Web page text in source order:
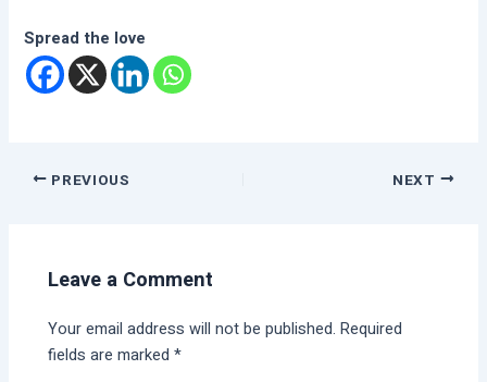
Spread the love
PREVIOUS NEXT
Leave a Comment
Your email address will not be published. Required
fields are marked*